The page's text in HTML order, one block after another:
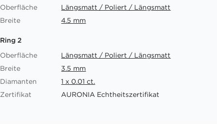
Oberfläche
Längsmatt / Poliert / Längsmatt
Breite
4.5 mm
Ring 2
Oberfläche
Längsmatt / Poliert / Längsmatt
Breite
3.5 mm
Diamanten
1 x 0.01 ct.
Zertifikat
AURONIA Echtheitszertifikat